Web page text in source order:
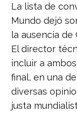
La lista de
Mundo dejó
la ausencia de
El director
incluir a
final, en una
diversas
justa